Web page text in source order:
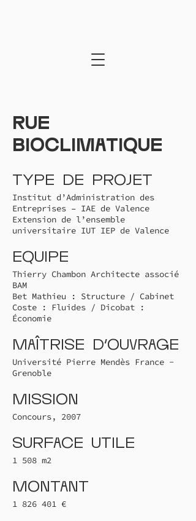
Rue
bioclimatique
Type de projet
Institut d’Administration des
Entreprises – IAE de Valence
Extension de l’ensemble
universitaire IUT IEP de Valence
Equipe
Thierry Chambon Architecte associé
BAM
Bet Mathieu : Structure / Cabinet
Coste : Fluides / Dicobat :
Économie
Maîtrise d'ouvrage
Université Pierre Mendès France -
Grenoble
Mission
Concours, 2007
Surface utile
1 508 m2
Montant
1 826 401 €